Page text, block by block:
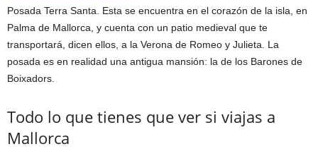
Posada Terra Santa. Esta se encuentra en el corazón de la isla, en
Palma de Mallorca, y cuenta con un patio medieval que te
transportará, dicen ellos, a la Verona de Romeo y Julieta. La
posada es en realidad una antigua mansión: la de los Barones de
Boixadors.
Todo lo que tienes que ver si viajas a
Mallorca